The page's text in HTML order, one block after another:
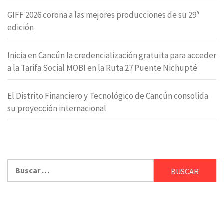
GIFF 2026 corona a las mejores producciones de su 29ª
edición
Inicia en Cancún la credencialización gratuita para acceder
a la Tarifa Social MOBI en la Ruta 27 Puente Nichupté
El Distrito Financiero y Tecnológico de Cancún consolida
su proyección internacional